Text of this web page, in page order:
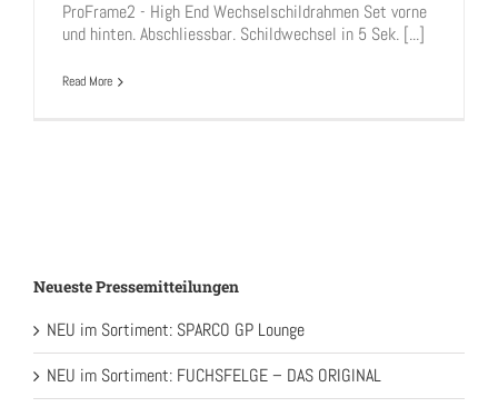
ProFrame2 - High End Wechselschildrahmen Set vorne
und hinten. Abschliessbar. Schildwechsel in 5 Sek. [...]
Read More
Neueste Pressemitteilungen
NEU im Sortiment: SPARCO GP Lounge
NEU im Sortiment: FUCHSFELGE – DAS ORIGINAL